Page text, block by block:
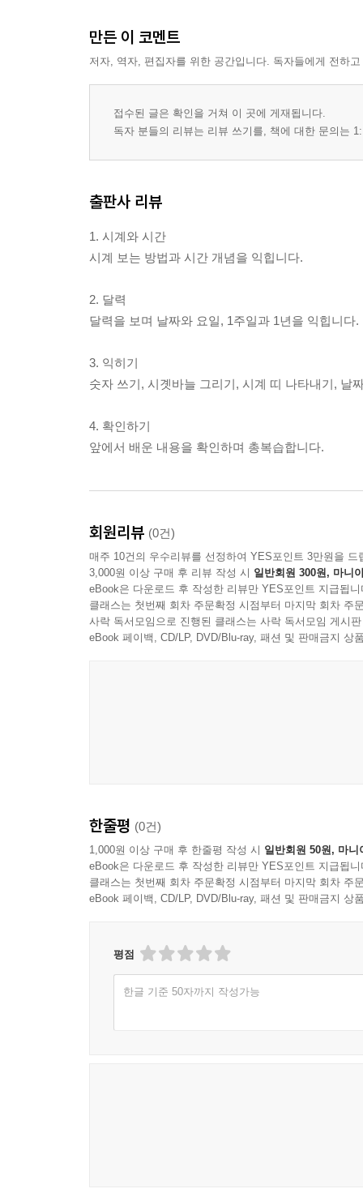
만든 이 코멘트
저자, 역자, 편집자를 위한 공간입니다. 독자들에게 전하
접수된 글은 확인을 거쳐 이 곳에 게재됩니다.
독자 분들의 리뷰는 리뷰 쓰기를, 책에 대한 문의는
출판사 리뷰
1. 시계와 시간
시계 보는 방법과 시간 개념을 익힙니다.
2. 달력
달력을 보며 날짜와 요일, 1주일과 1년을 익힙니다.
3. 익히기
숫자 쓰기, 시곗바늘 그리기, 시계 띠 나타내기, 날
4. 확인하기
앞에서 배운 내용을 확인하며 총복습합니다.
회원리뷰 (0건)
매주 10건의 우수리뷰를 선정하여 YES포인트 3만원을 드
3,000원 이상 구매 후 리뷰 작성 시 일반회원 300원, 마니
eBook은 다운로드 후 작성한 리뷰만 YES포인트 지급됩니
클래스는 첫번째 회차 주문확정 시점부터 마지막 회차 주
사락 독서모임으로 진행된 클래스는 사락 독서모임 게시
eBook 페이백, CD/LP, DVD/Blu-ray, 패션 및 판매금지 상
한줄평 (0건)
1,000원 이상 구매 후 한줄평 작성 시 일반회원 50원, 마니
eBook은 다운로드 후 작성한 리뷰만 YES포인트 지급됩니
클래스는 첫번째 회차 주문확정 시점부터 마지막 회차 주
eBook 페이백, CD/LP, DVD/Blu-ray, 패션 및 판매금지 상
평점
한글 기준 50자까지 작성가능